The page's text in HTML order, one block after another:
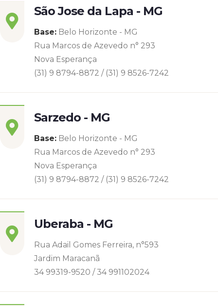
São Jose da Lapa - MG
Base: Belo Horizonte - MG
Rua Marcos de Azevedo n° 293
Nova Esperança
(31) 9 8794-8872 / (31) 9 8526-7242
Sarzedo - MG
Base: Belo Horizonte - MG
Rua Marcos de Azevedo n° 293
Nova Esperança
(31) 9 8794-8872 / (31) 9 8526-7242
Uberaba - MG
Rua Adail Gomes Ferreira, n°593
Jardim Maracanã
34 99319-9520 / 34 991102024